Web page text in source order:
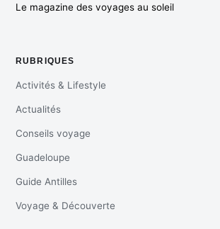
Le magazine des voyages au soleil
RUBRIQUES
Activités & Lifestyle
Actualités
Conseils voyage
Guadeloupe
Guide Antilles
Voyage & Découverte